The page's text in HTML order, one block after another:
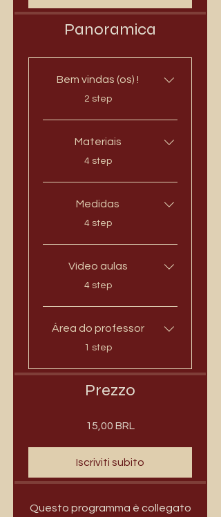
Panoramica
Bem vindas (os) !
.
2 step
Materiais
.
4 step
Medidas
.
4 step
Vídeo aulas
.
4 step
Área do professor
.
1 step
Prezzo
15,00 BRL
Iscriviti subito
Questo programma è collegato